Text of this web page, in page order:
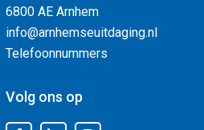
6800 AE Arnhem
info@arnhemseuitdaging.nl
Telefoonnummers
Volg ons op